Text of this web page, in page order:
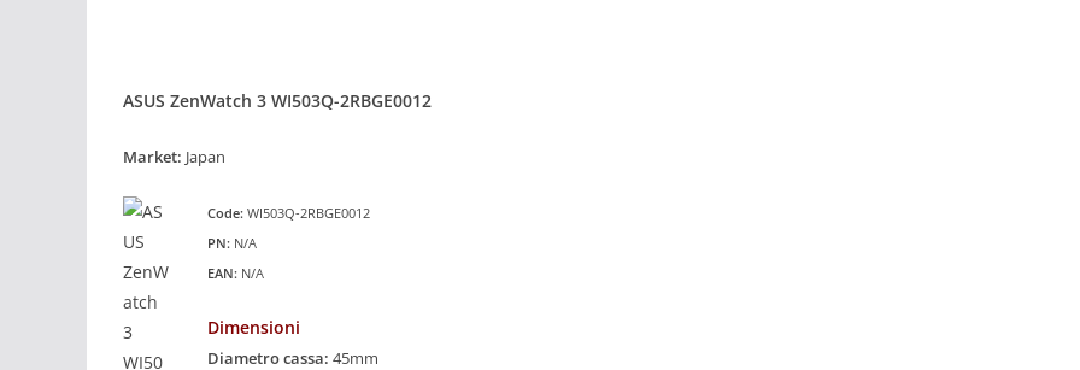
ASUS ZenWatch 3 WI503Q-2RBGE0012
Market: Japan
Code: WI503Q-2RBGE0012
PN: N/A
EAN: N/A
Dimensioni
Diametro cassa: 45mm